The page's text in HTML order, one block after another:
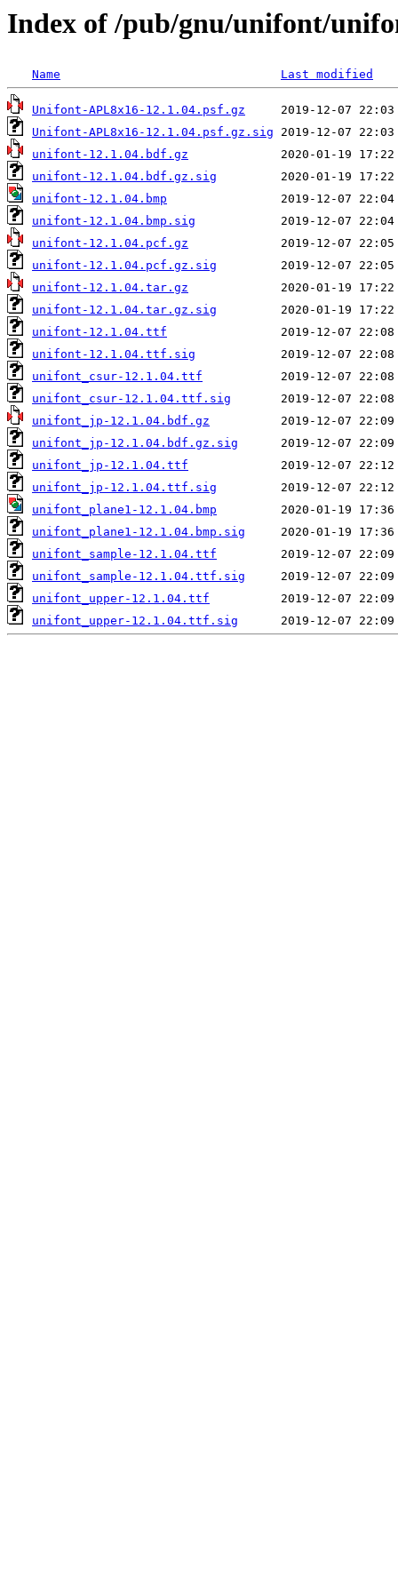
Index of /pub/gnu/unifont/
Name Last modified
Unifont-APL8x16-12.1.04.psf.gz
Unifont-APL8x16-12.1.04.psf.gz.sig
unifont-12.1.04.bdf.gz
unifont-12.1.04.bdf.gz.sig
unifont-12.1.04.bmp
unifont-12.1.04.bmp.sig
unifont-12.1.04.pcf.gz
unifont-12.1.04.pcf.gz.sig
unifont-12.1.04.tar.gz
unifont-12.1.04.tar.gz.sig
unifont-12.1.04.ttf
unifont-12.1.04.ttf.sig
unifont_csur-12.1.04.ttf
unifont_csur-12.1.04.ttf.sig
unifont_jp-12.1.04.bdf.gz
unifont_jp-12.1.04.bdf.gz.sig
unifont_jp-12.1.04.ttf
unifont_jp-12.1.04.ttf.sig
unifont_plane1-12.1.04.bmp
unifont_plane1-12.1.04.bmp.sig
unifont_sample-12.1.04.ttf
unifont_sample-12.1.04.ttf.sig
unifont_upper-12.1.04.ttf
unifont_upper-12.1.04.ttf.sig